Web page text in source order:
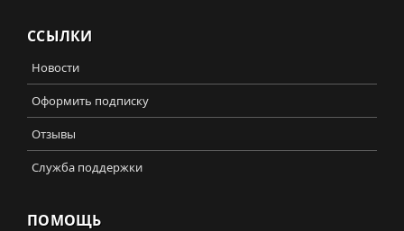
ССЫЛКИ
Новости
Оформить подписку
Отзывы
Служба поддержки
ПОМОЩЬ